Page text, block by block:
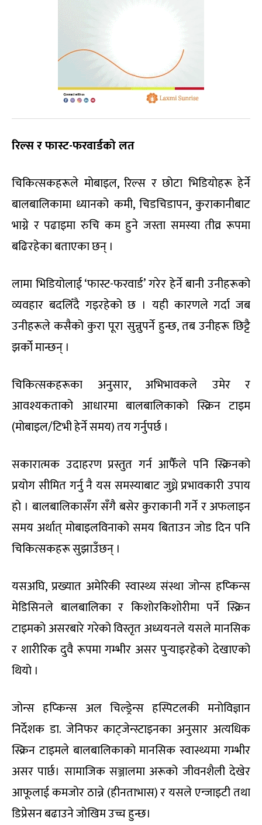
रिल्स र फास्ट-फरवार्डको लत
चिकित्सकहरूले मोबाइल, रिल्स र छोटा भिडियोहरू हेर्ने
बालबालिकामा ध्यानको कमी, चिडचिडापन, कुराकानीबाट
भाग्ने र पढाइमा रुचि कम हुने जस्ता समस्या तीव्र रूपमा
बढिरहेका बताएका छन् ।
लामा भिडियोलाई ‘फास्ट-फरवार्ड’ गरेर हेर्ने बानी उनीहरूको
व्यवहार बदलिँदै गइरहेको छ । यही कारणले गर्दा जब
उनीहरूले कसैको कुरा पूरा सुन्नुपर्ने हुन्छ, तब उनीहरू छिट्टै
झर्को मान्छन् ।
चिकित्सकहरूका अनुसार, अभिभावकले उमेर र
आवश्यकताको आधारमा बालबालिकाको स्क्रिन टाइम
(मोबाइल/टिभी हेर्ने समय) तय गर्नुपर्छ ।
सकारात्मक उदाहरण प्रस्तुत गर्न आफैँले पनि स्क्रिनको
प्रयोग सीमित गर्नु नै यस समस्याबाट जुध्ने प्रभावकारी उपाय
हो । बालबालिकासँग सँगै बसेर कुराकानी गर्ने र अफलाइन
समय अर्थात् मोबाइलविनाको समय बिताउन जोड दिन पनि
चिकित्सकहरू सुझाउँछन् ।
यसअघि, प्रख्यात अमेरिकी स्वास्थ्य संस्था जोन्स हप्किन्स
मेडिसिनले बालबालिका र किशोरकिशोरीमा पर्ने स्क्रिन
टाइमको असरबारे गरेको विस्तृत अध्ययनले यसले मानसिक
र शारीरिक दुवै रूपमा गम्भीर असर पुर्‍याइरहेको देखाएको
थियो ।
जोन्स हप्किन्स अल चिल्ड्रेन्स हस्पिटलकी मनोविज्ञान
निर्देशक डा. जेनिफर काट्जेन्स्टाइनका अनुसार अत्यधिक
स्क्रिन टाइमले बालबालिकाको मानसिक स्वास्थ्यमा गम्भीर
असर पार्छ। सामाजिक सञ्जालमा अरूको जीवनशैली देखेर
आफूलाई कमजोर ठान्ने (हीनताभास) र यसले एन्जाइटी तथा
डिप्रेसन बढाउने जोखिम उच्च हुन्छ।